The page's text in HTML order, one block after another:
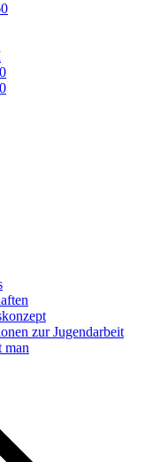
zur Jugendarbeit
man